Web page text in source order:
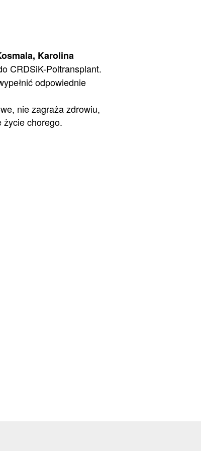
Karolina
CRDSiK-Poltransplant.
odpowiednie
nie zagraża zdrowiu,
życie chorego.